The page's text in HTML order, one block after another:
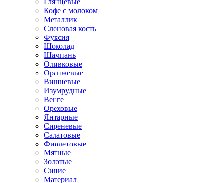
Глянцевые
Кофе с молоком
Металлик
Слоновая кость
Фуксия
Шоколад
Шампань
Оливковые
Оранжевые
Вишневые
Изумрудные
Венге
Ореховые
Янтарные
Сиреневые
Салатовые
Фиолетовые
Мятные
Золотые
Синие
Материал